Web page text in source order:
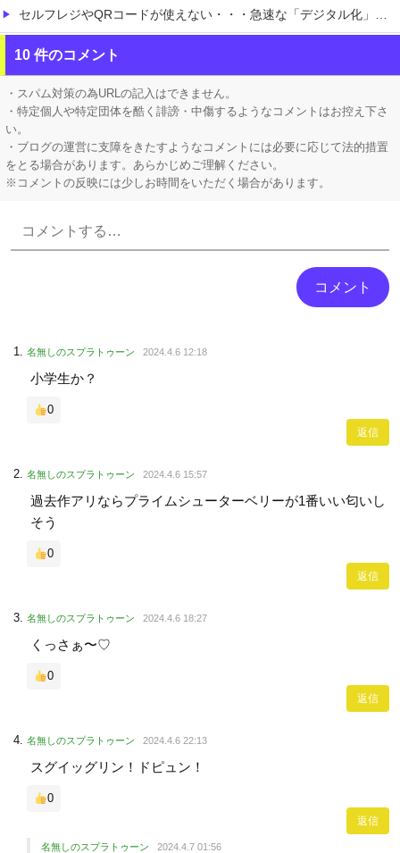
セルフレジやQRコードが使えない・・・急速な「デジタル化」に取り残される60代母、結婚をためらう娘の苦悩
ソシャゲ会社「ひょっとして日本人はそこまでゲーム好きではないのでは…？」
【悲報】 アパート契約ワイ「見積もりの鍵交換費20万って何ですか？」不動産屋「鍵を新しい物に交換したのです」
10 件のコメント
・スパム対策の為URLの記入はできません。
・特定個人や特定団体を酷く誹謗・中傷するようなコメントはお控え下さ
い。
・ブログの運営に支障をきたすようなコメントには必要に応じて法的措置
をとる場合があります。あらかじめご理解ください。
※コメントの反映には少しお時間をいただく場合があります。
名無しのスプラトゥーン 2024.4.6 12:18
小学生か？
0
返信
名無しのスプラトゥーン 2024.4.6 15:57
過去作アリならプライムシューターベリーが1番いい匂いし
そう
0
返信
名無しのスプラトゥーン 2024.4.6 18:27
くっさぁ〜♡
0
返信
名無しのスプラトゥーン 2024.4.6 22:13
スグイッグリン！ドピュン！
0
返信
名無しのスプラトゥーン 2024.4.7 01:56